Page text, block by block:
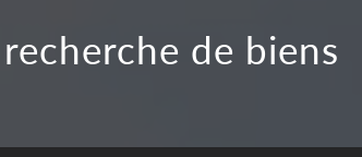
recherche de biens